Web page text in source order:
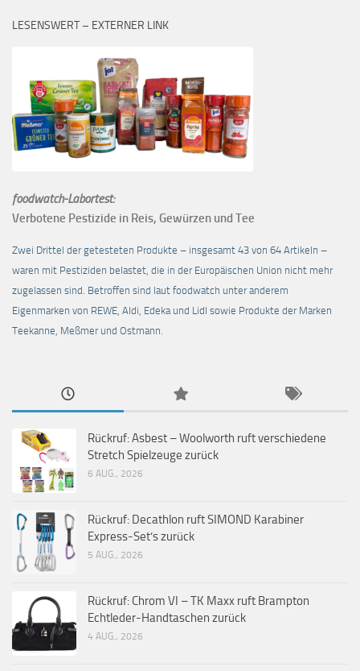
LESENSWERT – EXTERNER LINK
foodwatch-Labortest:
Verbotene Pestizide in Reis, Gewürzen und Tee
Zwei Drittel der getesteten Produkte – insgesamt 43 von 64 Artikeln –
waren mit Pestiziden belastet, die in der Europäischen Union nicht mehr
zugelassen sind. Betroffen sind laut foodwatch unter anderem
Eigenmarken von REWE, Aldi, Edeka und Lidl sowie Produkte der Marken
Teekanne, Meßmer und Ostmann.
Rückruf: Asbest – Woolworth ruft verschiedene
Stretch Spielzeuge zurück
6 AUG., 2026
Rückruf: Decathlon ruft SIMOND Karabiner
Express-Set’s zurück
5 AUG., 2026
Rückruf: Chrom VI – TK Maxx ruft Brampton
Echtleder-Handtaschen zurück
4 AUG., 2026